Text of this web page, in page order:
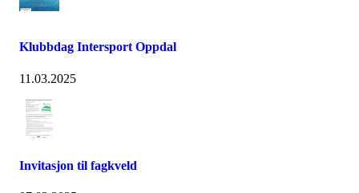
Klubbdag Intersport Oppdal
11.03.2025
Invitasjon til fagkveld